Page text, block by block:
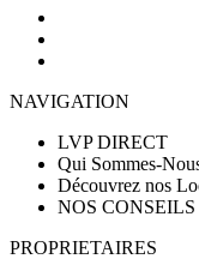
NAVIGATION
LVP DIRECT
Qui Sommes-
Découvrez nos
NOS
PROPRIETAIRES